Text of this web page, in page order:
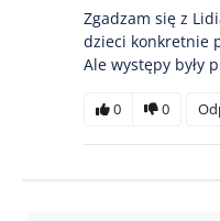
Zgadzam się z
dzieci konkretnie
Ale występy były
0 0